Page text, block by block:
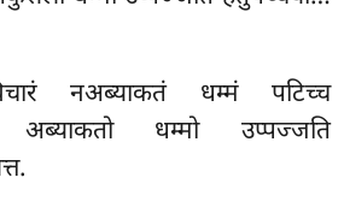
नअब्याकतं धम्मं पटिच्च
अब्याकतो धम्मो उप्पज्जति